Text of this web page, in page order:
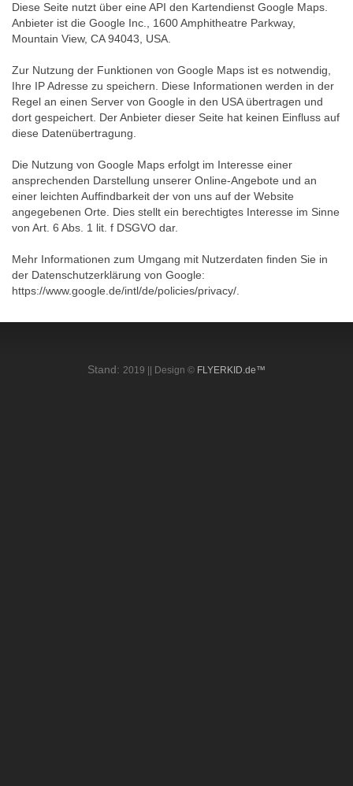
Diese Seite nutzt über eine API den Kartendienst Google Maps.
Anbieter ist die Google Inc., 1600 Amphitheatre Parkway,
Mountain View, CA 94043, USA.
Zur Nutzung der Funktionen von Google Maps ist es notwendig,
Ihre IP Adresse zu speichern. Diese Informationen werden in der
Regel an einen Server von Google in den USA übertragen und
dort gespeichert. Der Anbieter dieser Seite hat keinen Einfluss auf
diese Datenübertragung.
Die Nutzung von Google Maps erfolgt im Interesse einer
ansprechenden Darstellung unserer Online-Angebote und an
einer leichten Auffindbarkeit der von uns auf der Website
angegebenen Orte. Dies stellt ein berechtigtes Interesse im Sinne
von Art. 6 Abs. 1 lit. f DSGVO dar.
Mehr Informationen zum Umgang mit Nutzerdaten finden Sie in
der Datenschutzerklärung von Google:
https://www.google.de/intl/de/policies/privacy/.
Stand: 2019 || Design © FLYERKID.de™